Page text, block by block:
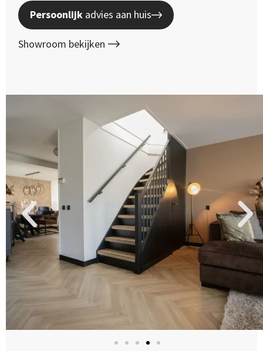
Persoonlijk advies aan huis
Showroom bekijken